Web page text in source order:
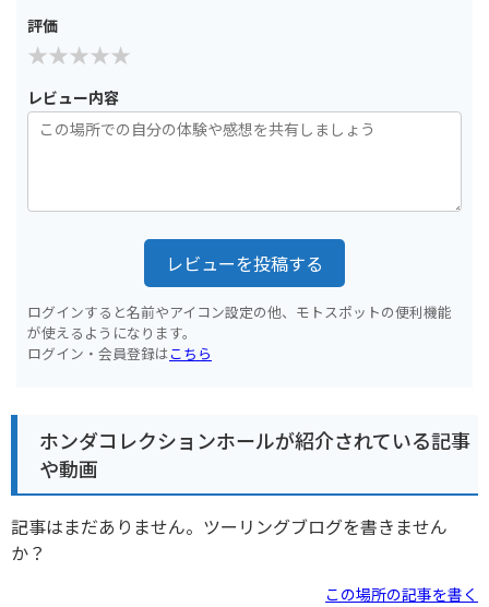
評価
レビュー内容
レビューを投稿する
ログインすると名前やアイコン設定の他、モトスポットの便利機能
が使えるようになります。
ログイン・会員登録はこちら
ホンダコレクションホールが紹介されている記事
や動画
記事はまだありません。ツーリングブログを書きません
か？
この場所の記事を書く